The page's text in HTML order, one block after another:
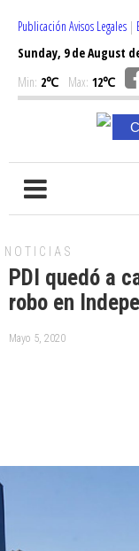
Publicación Avisos Legales |
Sunday, 9 de August
Min: 2℃ Max: 12℃
NOTICIAS
PDI quedó a
robo en
Mayo 5, 2020